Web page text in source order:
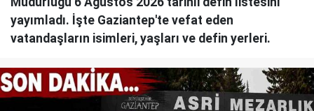
yayımladı. İşte Gaziantep'te vefat eden
vatandaşların isimleri, yaşları ve defin yerleri.